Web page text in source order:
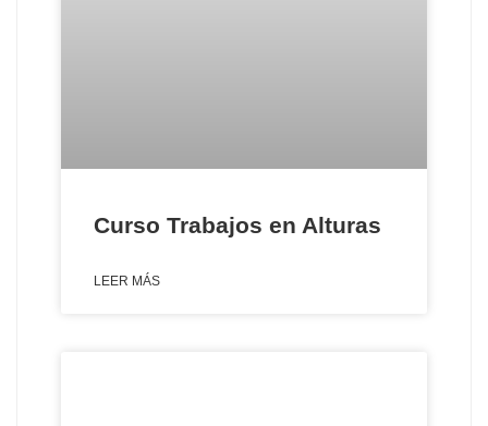
Curso Trabajos en Alturas
LEER MÁS